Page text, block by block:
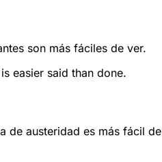
son más fáciles de ver.
easier said than done.
de austeridad es más fácil de